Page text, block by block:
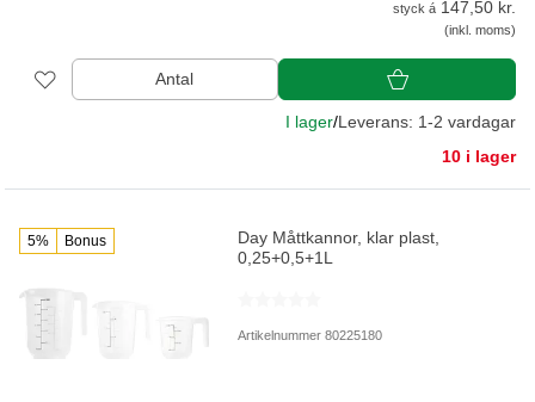
styck á 147,50 kr.
(inkl. moms)
Antal
I lager/Leverans: 1-2 vardagar
10 i lager
5% Bonus
Day Måttkannor, klar plast,
0,25+0,5+1L
Artikelnummer 80225180